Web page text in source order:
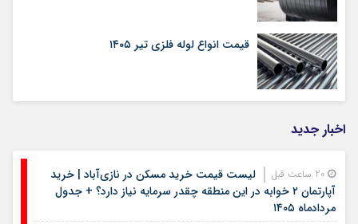
قیمت انواع لوله فلزی تیر ۱۴۰۵
اخبار جدید
لیست قیمت خرید مسکن در نازی‌آباد | خرید
آپارتمان ۲ خوابه در این منطقه چقدر سرمایه نیاز دارد؟ + جدول
مردادماه ۱۴۰۵